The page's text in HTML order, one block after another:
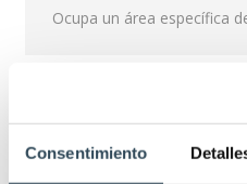
Consentimiento
Ocupa un área específica